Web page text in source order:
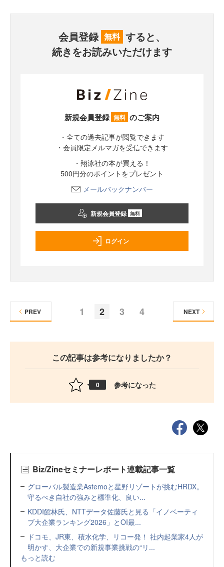
会員登録 無料 すると、
続きをお読みいただけます
新規会員登録 無料 のご案内
・全ての過去記事が閲覧できます
・会員限定メルマガを受信できます
・翔泳社の本が買える！
500円分のポイントをプレゼント
メールバックナンバー
新規会員登録 無料
ログイン
1 2 3 4
PREV NEXT
この記事は参考になりましたか？
0 参考になった
Biz/Zineセミナーレポート連載記事一覧
グローバル製造業Astemoと星野リゾートが挑むHRDX。
守るべき自社の強みと標準化、良い...
KDDI館林氏、NTTデータ佐藤氏と見る「イノベーティ
ブ大企業ランキング2026」とOI最...
ドコモ、JR東、積水化学、リコー発！ 社内起業家4人が
明かす、大企業での新規事業挑戦の“リ...
もっと読む